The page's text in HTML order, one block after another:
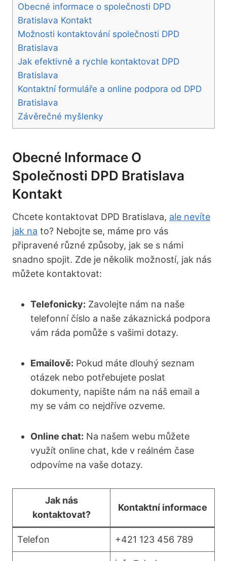
Obecné informace o společnosti DPD
Bratislava Kontakt
Možnosti kontaktování společnosti DPD
Bratislava
Jak efektivně a rychle kontaktovat DPD
Bratislava
Kontaktní formuláře a online podpora od DPD
Bratislava
Závěrečné myšlenky
Obecné Informace O
Společnosti DPD Bratislava
Kontakt
Chcete kontaktovat DPD Bratislava, ale nevíte
jak na to? Nebojte se, máme pro vás
připravené různé způsoby, jak se s námi
snadno spojit. Zde je několik možností, jak nás
můžete kontaktovat:
Telefonicky: Zavolejte nám na naše
telefonní číslo a naše zákaznická podpora
vám ráda pomůže s vašimi dotazy.
Emailově: Pokud máte dlouhý seznam
otázek nebo potřebujete poslat
dokumenty, napište nám na náš email a
my se vám co nejdříve ozveme.
Online chat: Na našem webu můžete
využít online chat, kde v reálném čase
odpovíme na vaše dotazy.
Jak nás
kontaktovat?
Kontaktní informace
Telefon +421 123 456 789